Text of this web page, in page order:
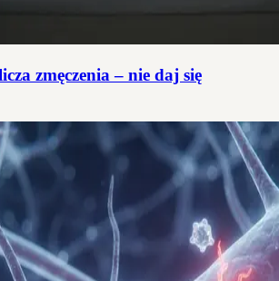
zmęczenia – nie daj się